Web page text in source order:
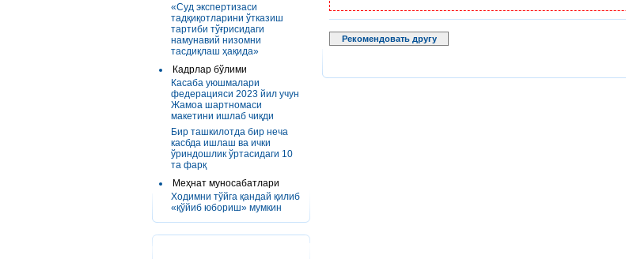
«Суд экспертизаси
тадқиқотларини ўтказиш
тартиби тўғрисидаги
намунавий низомни
тасдиқлаш ҳақида»
Кадрлар бўлими
Касаба уюшмалари
федерацияси 2023 йил учун
Жамоа шартномаси
макетини ишлаб чиқди
Бир ташкилотда бир неча
касбда ишлаш ва ички
ўриндошлик ўртасидаги 10
та фарқ
Меҳнат муносабатлари
Ходимни тўйга қандай қилиб
«қўйиб юбориш» мумкин
Рекомендовать другу